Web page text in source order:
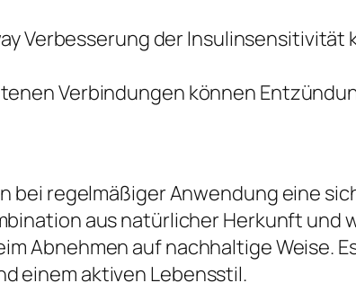
Verbesserung der Insulinsensitivität
Verbindungen können
bei regelmäßiger Anwendung eine
aus natürlicher Herkunft
Abnehmen auf nachhaltige Weise.
einem aktiven Lebensstil.